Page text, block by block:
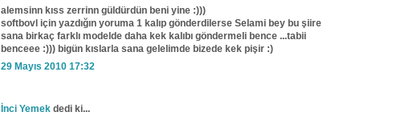
alemsinn kıss zerrinn güldürdün beni yine :)))
softbovl için yazdığın yoruma 1 kalıp gönderdilerse Selami bey bu şiire
sana birkaç farklı modelde daha kek kalıbı göndermeli bence ...tabii
benceee :))) bigün kıslarla sana gelelimde bizede kek pişir :)
29 Mayıs 2010 17:32
İnci Yemek dedi ki...